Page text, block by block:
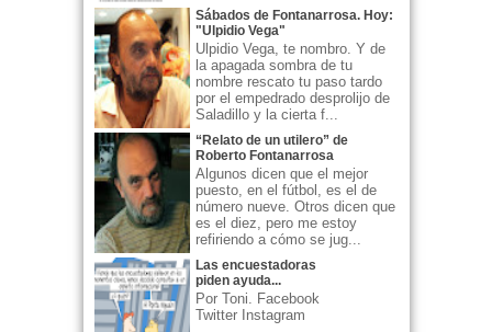
Sábados de Fontanarrosa. Hoy:
"Ulpidio Vega"
Ulpidio Vega, te nombro. Y de
la apagada sombra de tu
nombre rescato tu paso tardo
por el empedrado desprolijo de
Saladillo y la cierta f...
“Relato de un utilero” de
Roberto Fontanarrosa
Algunos dicen que el mejor
puesto, en el fútbol, es el de
número nueve. Otros dicen que
es el diez, pero me estoy
refiriendo a cómo se jug...
Las encuestadoras
piden ayuda...
Por Toni. Facebook
Twitter Instagram